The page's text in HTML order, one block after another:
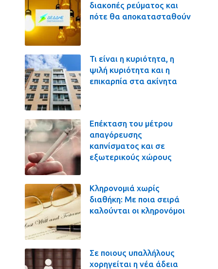
διακοπές ρεύματος και
πότε θα αποκατασταθούν
Τι είναι η κυριότητα, η
ψιλή κυριότητα και η
επικαρπία στα ακίνητα
Επέκταση του μέτρου
απαγόρευσης
καπνίσματος και σε
εξωτερικούς χώρους
Κληρονομιά χωρίς
διαθήκη: Με ποια σειρά
καλούνται οι κληρονόμοι
Σε ποιους υπαλλήλους
χορηγείται η νέα άδεια